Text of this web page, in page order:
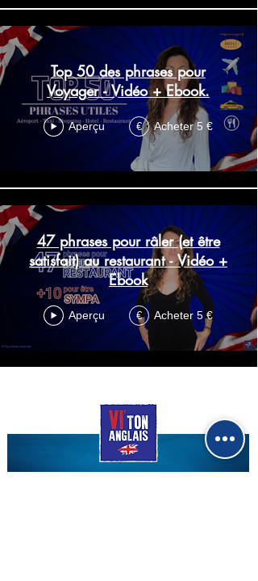
Top 50 des phrases pour
Voyager - Vidéo + Ebook.
Aperçu € Acheter 5 €
47 phrases pour râler (et être
satisfait) au restaurant - Vidéo +
Ebook
Aperçu € Acheter 5 €